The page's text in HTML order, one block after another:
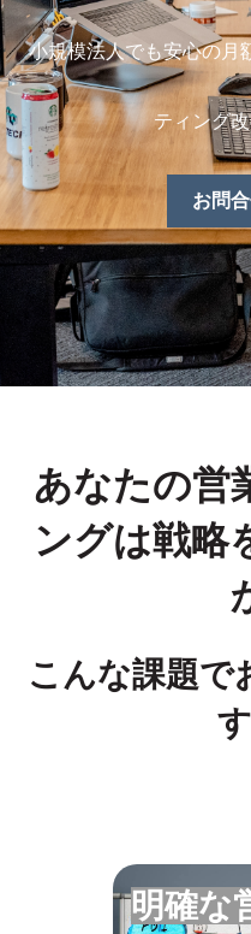
小規模法人でも安心の月
ティング
お問
あなたの営
ングは戦略
こんな課題で
明確な